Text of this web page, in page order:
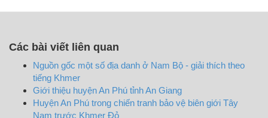
Các bài viết liên quan
Nguồn gốc một số địa danh ở Nam Bộ - giải thích theo
tiếng Khmer
Giới thiệu huyện An Phú tỉnh An Giang
Huyện An Phú trong chiến tranh bảo vệ biên giới Tây
Nam trước Khmer Đỏ